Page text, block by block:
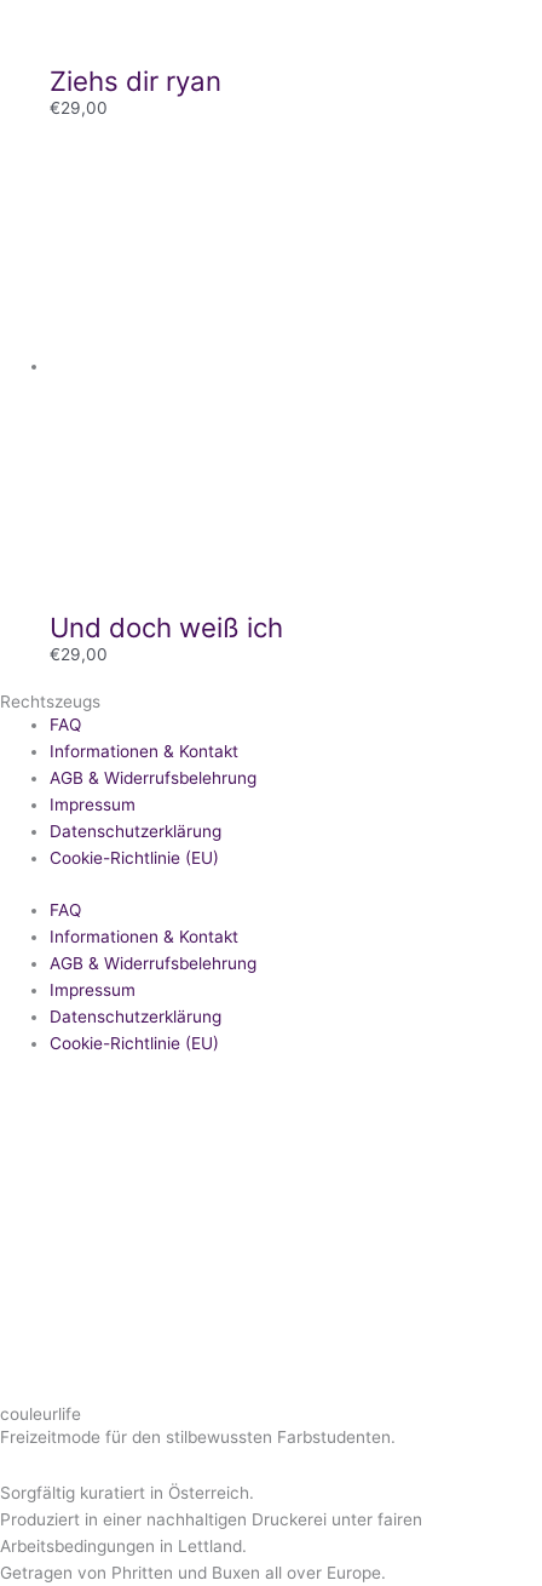
Ziehs dir ryan
€29,00
Und doch weiß ich
€29,00
Rechtszeugs
FAQ
Informationen & Kontakt
AGB & Widerrufsbelehrung
Impressum
Datenschutzerklärung
Cookie-Richtlinie (EU)
FAQ
Informationen & Kontakt
AGB & Widerrufsbelehrung
Impressum
Datenschutzerklärung
Cookie-Richtlinie (EU)
couleurlife
Freizeitmode für den stilbewussten Farbstudenten.
Sorgfältig kuratiert in Österreich.
Produziert in einer nachhaltigen Druckerei unter fairen
Arbeitsbedingungen in Lettland.
Getragen von Phritten und Buxen all over Europe.